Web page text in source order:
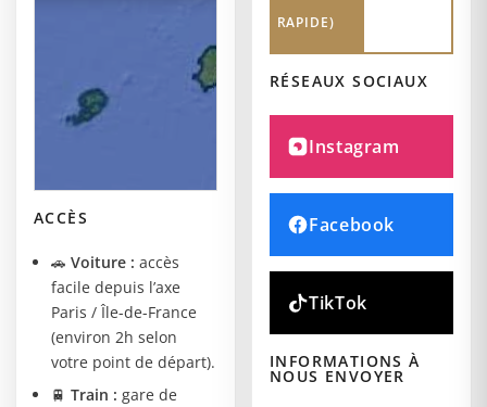
ACCÈS
🚗 Voiture : accès
facile depuis l’axe
Paris / Île-de-France
(environ 2h selon
votre point de départ).
🚆 Train : gare de
RAPIDE)
RÉSEAUX SOCIAUX
Instagram
Facebook
TikTok
INFORMATIONS À
NOUS ENVOYER